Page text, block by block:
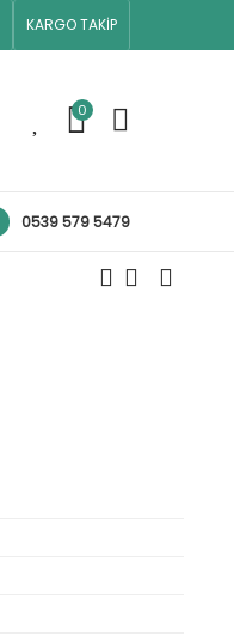
KARGO TAKİP
0
0539 579 5479